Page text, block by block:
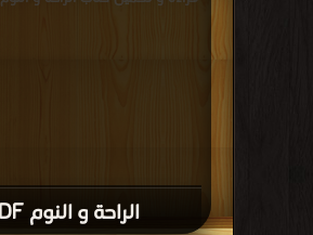
الراحة و النوم PDF